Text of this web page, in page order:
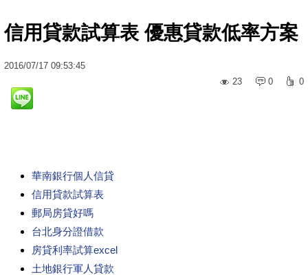
信用貸款試算表 優惠貸款低率方案
2016/07/17 09:53:45
23
0 0
華南銀行個人信貸
信用貸款試算表
郵局房貸好嗎
台北身分證借款
房貸利率試算excel
土地銀行軍人貸款